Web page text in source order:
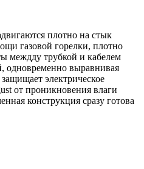
плотно на стык
газовой горелки, плотно
междду трубкой и кабелем
одновременно выравнивая
электрическое
от проникновения влаги
конструкция сразу готова